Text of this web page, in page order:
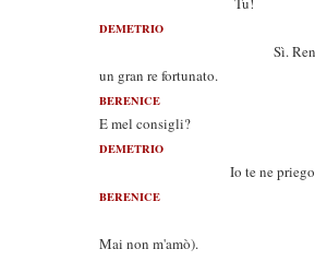
DEMETRIO
Sì. Render
un gran re fortunato.
BERENICE
E mel consigli?
DEMETRIO
Io te ne
BERENICE
Mai non m'amò).